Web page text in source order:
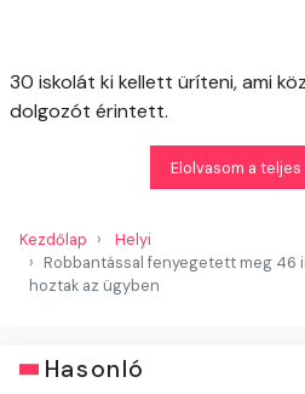
30 iskolát ki kellett üríteni, ami
dolgozót érintett.
Elolvasom a
Kezdőlap
Helyi
Robbantással fenyegetett meg 46
hoztak az ügyben
Hasonló